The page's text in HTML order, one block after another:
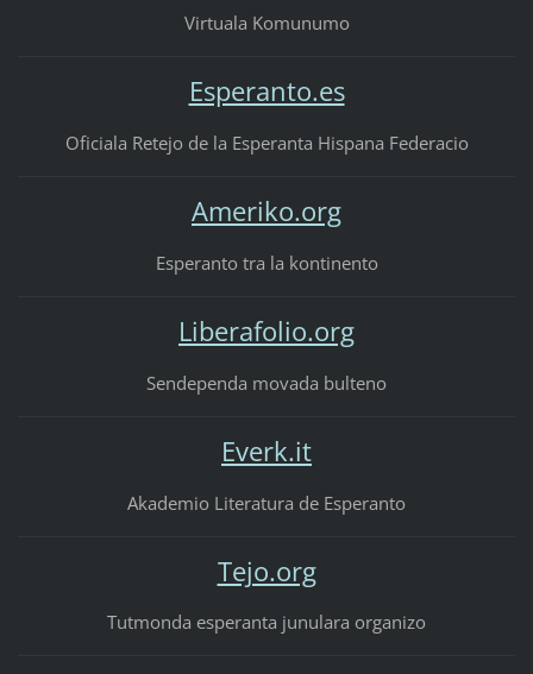
Virtuala Komunumo
Esperanto.es
Oficiala Retejo de la Esperanta Hispana Federacio
Ameriko.org
Esperanto tra la kontinento
Liberafolio.org
Sendependa movada bulteno
Everk.it
Akademio Literatura de Esperanto
Tejo.org
Tutmonda esperanta junulara organizo